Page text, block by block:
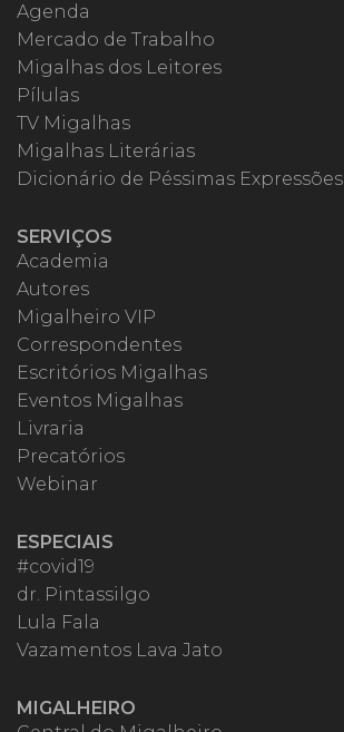
Agenda
Mercado de Trabalho
Migalhas dos Leitores
Pílulas
TV Migalhas
Migalhas Literárias
Dicionário de Péssimas Expressões
SERVIÇOS
Academia
Autores
Migalheiro VIP
Correspondentes
Escritórios Migalhas
Eventos Migalhas
Livraria
Precatórios
Webinar
ESPECIAIS
#covid19
dr. Pintassilgo
Lula Fala
Vazamentos Lava Jato
MIGALHEIRO